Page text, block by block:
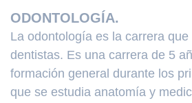
ODONTOLOGÍA.
La odontología es la carrera
dentistas. Es una carrera de 5
formación general durante los
que se estudia anatomía y